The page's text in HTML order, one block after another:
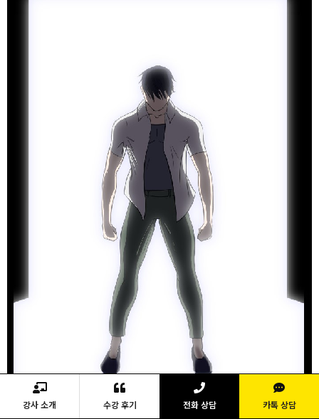
강사 소개 수강 후기 전화 상담 카톡 상담